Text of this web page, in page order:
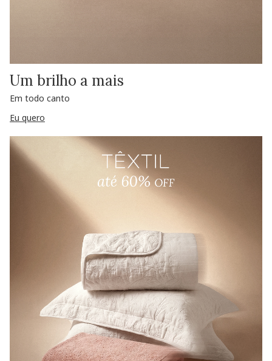
Um brilho a mais
Em todo canto
Eu quero